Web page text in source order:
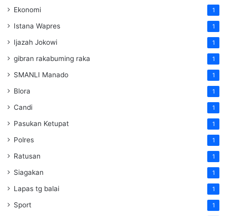
Ekonomi 1
Istana Wapres 1
Ijazah Jokowi 1
gibran rakabuming raka 1
SMANLI Manado 1
Blora 1
Candi 1
Pasukan Ketupat 1
Polres 1
Ratusan 1
Siagakan 1
Lapas tg balai 1
Sport 1